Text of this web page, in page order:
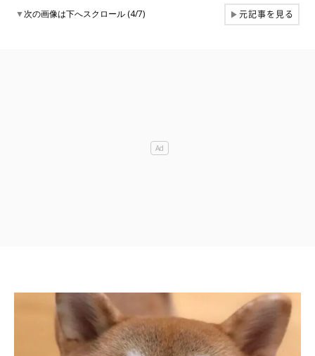
▼次の画像は下へスクロール (4/7) ▶元記事を見る